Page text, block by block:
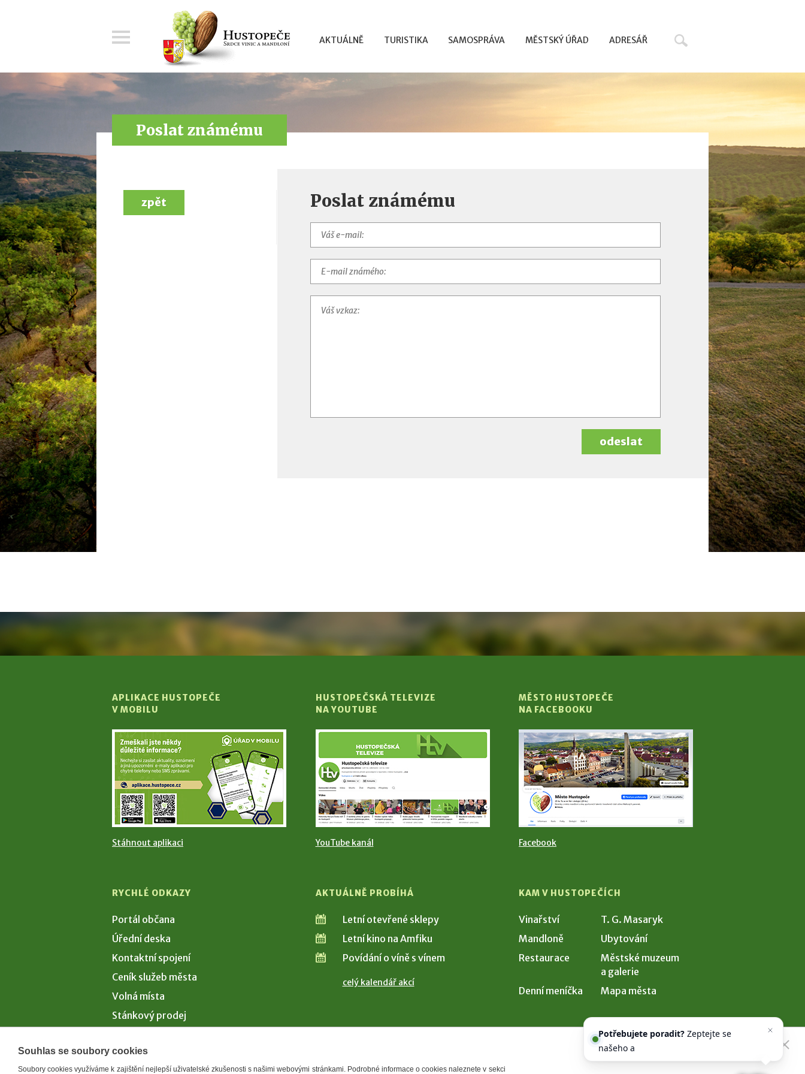
AKTUÁLNĚ TURISTIKA SAMOSPRÁVA MĚSTSKÝ ÚŘAD ADRESÁŘ
Poslat známému
Poslat známému
odeslat
zpět
APLIKACE HUSTOPEČE
V MOBILU
Stáhnout aplikaci
HUSTOPEČSKÁ TELEVIZE
NA YOUTUBE
YouTube kanál
MĚSTO HUSTOPEČE
NA FACEBOOKU
Facebook
RYCHLÉ ODKAZY
Portál občana
Úřední deska
Kontaktní spojení
Ceník služeb města
Volná místa
Stánkový prodej
AKTUÁLNĚ PROBÍHÁ
Letní otevřené sklepy
Letní kino na Amfiku
Povídání o víně s vínem
celý kalendář akcí
KAM V HUSTOPEČÍCH
Vinařství
T. G. Masaryk
Mandloně
Ubytování
Restaurace
Městské muzeum
a galerie
Denní meníčka
Mapa města
Souhlas se soubory cookies
Soubory cookies využíváme k zajištění nejlepší uživatelské zkušenosti s našimi webovými stránkami. Podrobné informace o cookies naleznete v sekci
Potřebujete poradit?Zeptejte se
našeho asistenta